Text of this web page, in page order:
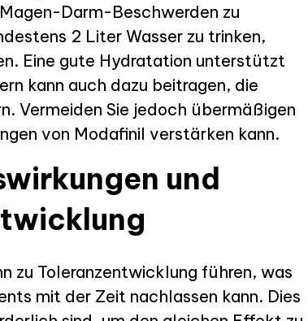
Darm-Beschwerden zu
2 Liter Wasser zu trinken,
Eine gute Hydratation unterstützt
kann auch dazu beitragen, die
Vermeiden Sie jedoch übermäßigen
von Modafinil verstärken kann.
und
zu Toleranzentwicklung führen, was
mit der Zeit nachlassen kann. Dies